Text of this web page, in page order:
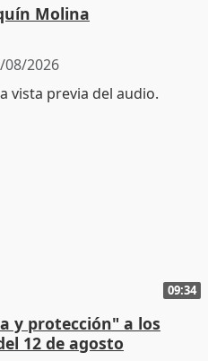
Molina
08/2026
09:34
y protección" a los
12 de agosto